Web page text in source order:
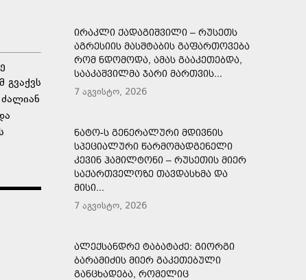
ᲘᲠᲐᲙᲚᲘ ᲥᲐᲓᲐᲒᲘᲨᲕᲘᲚᲘ – ᲠᲣᲡᲔᲗᲡ
ᲐᲒᲠᲔᲡᲘᲘᲡ ᲛᲐᲡᲨᲢᲐᲑᲘᲡ ᲒᲐᲤᲐᲠᲗᲝᲕᲔᲑᲐ
ᲠᲝᲛ ᲜᲓᲝᲛᲝᲓᲐ, ᲐᲛᲐᲡ ᲒᲐᲐᲙᲔᲗᲔᲑᲓᲐ,
ᲡᲐᲐᲙᲐᲨᲕᲘᲚᲛᲐ ᲯᲐᲠᲘ ᲛᲐᲠᲗᲕᲘᲡ...
7 აგვისტო, 2026
ᲜᲐᲢᲝ-Ს ᲒᲔᲜᲔᲠᲐᲚᲣᲠᲘ ᲛᲓᲘᲕᲜᲘᲡ
ᲡᲞᲔᲪᲘᲐᲚᲣᲠᲘ ᲬᲐᲠᲛᲝᲛᲐᲓᲒᲔᲜᲔᲚᲘ
ᲙᲔᲕᲘᲜ ᲰᲐᲛᲘᲚᲢᲝᲜᲘ – ᲠᲣᲡᲔᲗᲘᲡ ᲛᲘᲔᲠ
ᲡᲐᲥᲐᲠᲗᲕᲔᲚᲝᲖᲔ ᲗᲐᲕᲓᲐᲡᲮᲛᲐ ᲓᲐ
ᲛᲘᲡᲘ...
7 აგვისტო, 2026
ᲐᲚᲔᲥᲡᲐᲜᲓᲠᲔ ᲢᲐᲑᲐᲢᲐᲫᲔ: ᲒᲘᲝᲠᲒᲘ
ᲑᲐᲠᲐᲛᲘᲫᲘᲡ ᲛᲘᲔᲠ ᲒᲐᲙᲔᲗᲔᲑᲣᲚᲘ
ᲒᲐᲜᲪᲮᲐᲓᲔᲑᲐ, ᲠᲝᲛᲔᲚᲘᲪ